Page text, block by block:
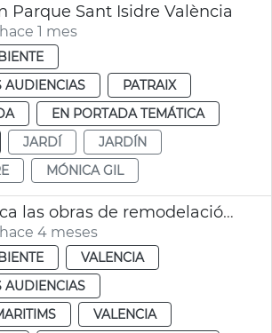
Parque Sant Isidre València
1 mes
AUDIENCIAS
PATRAIX
EN PORTADA TEMÁTICA
JARDÍ
JARDÍN
MÓNICA GIL
JGL adjudica las obras de remodelación del jardín Simón Bolívar València
4 meses
VALENCIA
AUDIENCIAS
VALENCIA